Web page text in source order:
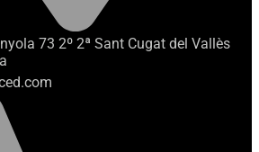
73 2º 2ª Sant Cugat del Vallès